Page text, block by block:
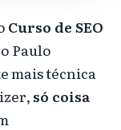
Curso de SEO
Paulo
mais técnica
só coisa